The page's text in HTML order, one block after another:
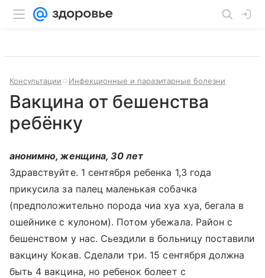
Консультации Инфекционные и паразитарные болезни
Вакцина от бешенства
ребёнку
анонимно, женщина, 30 лет
Здравствуйте. 1 сентября ребенка 1,3 года
прикусила за палец маленькая собачка
(предположительно порода чиа хуа хуа, бегала в
ошейнике с кулоном). Потом убежала. Район с
бешенством у нас. Сьездили в больницу поставили
вакцину Кокав. Сделали три. 15 сентября должна
быть 4 вакцина, но ребенок болеет с